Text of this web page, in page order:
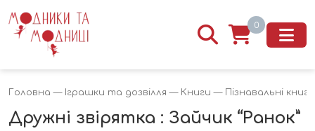
0
Головна — Іграшки та дозвілля — Книги — Пізнавальні книги
Дружні звірятка : Зайчик “Ранок”